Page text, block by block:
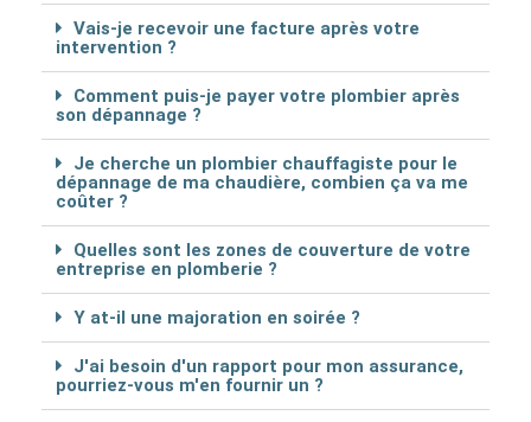
Vais-je recevoir une facture après votre
intervention ?
Comment puis-je payer votre plombier après
son dépannage ?
Je cherche un plombier chauffagiste pour le
dépannage de ma chaudière, combien ça va me
coûter ?
Quelles sont les zones de couverture de votre
entreprise en plomberie ?
Y at-il une majoration en soirée ?
J'ai besoin d'un rapport pour mon assurance,
pourriez-vous m'en fournir un ?